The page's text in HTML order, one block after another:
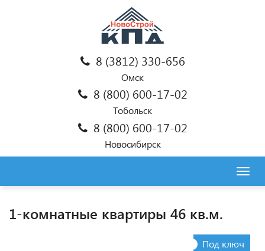
8 (3812) 330-656
Омск
8 (800) 600-17-02
Тобольск
8 (800) 600-17-02
Новосибирск
1-комнатные квартиры 46 кв.м.
Под ключ